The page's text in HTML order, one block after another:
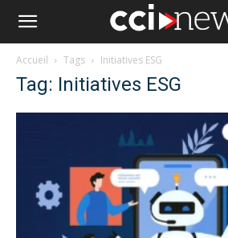
Accueil Tags Initiatives ESG
Tag: Initiatives ESG